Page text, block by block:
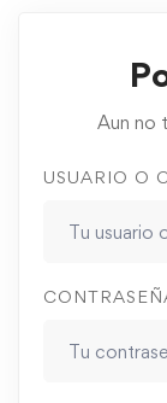
Aun no
USUARIO O